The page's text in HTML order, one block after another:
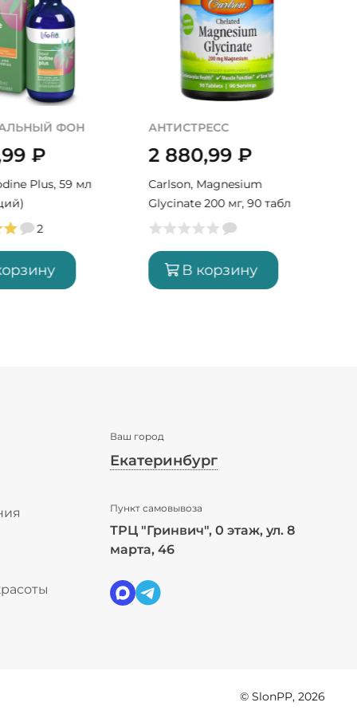
ФОН
₽
Plus, 59 мл
2
АНТИСТРЕСС
2 880,99₽
Carlson, Magnesium
Glycinate 200 мг, 90 табл
(90 порций)
В корзину
Ваш город
Екатеринбург
Екатеринбург ваш город?
Да Выбрать другой город
Пункт самовывоза
ТРЦ "Гринвич", 0 этаж, ул. 8
марта, 46
© SlonPP, 2026